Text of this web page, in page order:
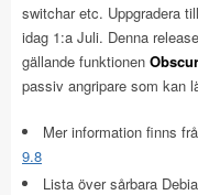
switchar etc. Uppgradera
idag 1:a Juli. Denna
gällande funktionen
passiv angripare som kan
Mer information finns
9.8
Lista över sårbara